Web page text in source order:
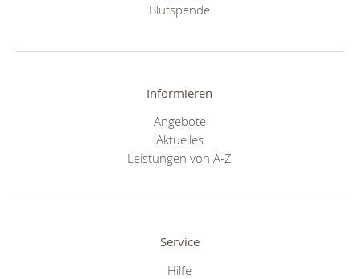
Blutspende
Informieren
Angebote
Aktuelles
Leistungen von A-Z
Service
Hilfe